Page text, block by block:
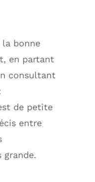
bonne
en partant
consultant
de petite
entre
grande.